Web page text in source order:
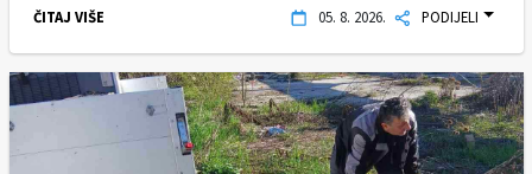
ČITAJ VIŠE 05. 8. 2026. PODIJELI